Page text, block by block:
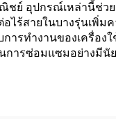
ชย์ อุปกรณ์เหล่านี้ช่
ไร้สายในบางรุ่นเ
ารทำงานของเครื่
ารซ่อมแซมอย่างมี